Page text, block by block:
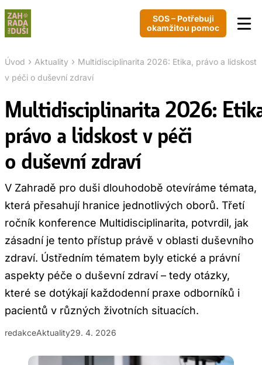
SOS – Potřebuji
okamžitou pomoc
Úvod › Aktuality › Multidisciplinarita 2026: Etika, právo a lidskost
v péči o duševní zdraví
Multidisciplinarita 2026:
právo a lidskost v péči
o duševní zdraví
V Zahradě pro duši dlouhodobě otevíráme témata,
která přesahují hranice jednotlivých oborů. Třetí
ročník konference Multidisciplinarita, potvrdil, jak
zásadní je tento přístup právě v oblasti duševního
zdraví. Ústředním tématem byly etické a právní
aspekty péče o duševní zdraví – tedy otázky,
které se dotýkají každodenní praxe odborníků i
pacientů v různých životních situacích.
redakceAktuality29. 4. 2026